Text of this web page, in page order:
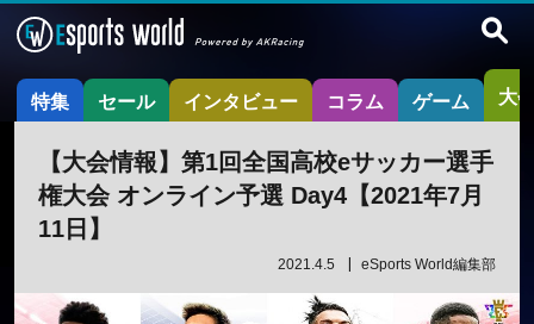
特集 セール インタビュー コラム ゲーム 大
【大会情報】第1回全国高校eサッカー選手
権大会 オンライン予選 Day4【2021年7月
11日】
2021.4.5 eSports World編集部